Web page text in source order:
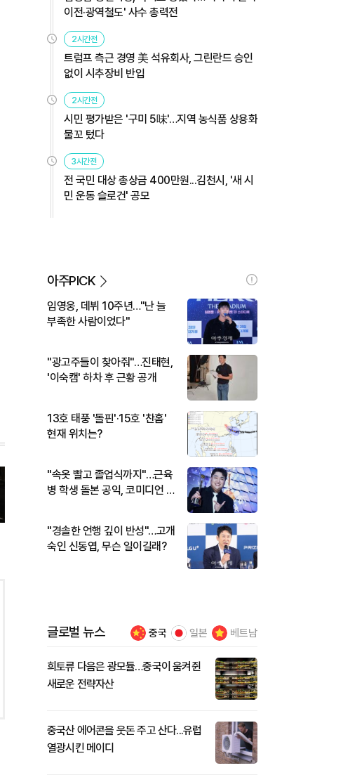
이전·광역철도' 사수 총력전
2시간전
트럼프 측근 경영 美 석유회사, 그린란드 승인
없이 시추장비 반입
2시간전
시민 평가받은 '구미 5味'…지역 농식품 상용화
물꼬 텄다
3시간전
전 국민 대상 총상금 400만원...김천시, '새 시
민 운동 슬로건' 공모
아주PICK
임영웅, 데뷔 10주년…"난 늘
부족한 사람이었다"
"광고주들이 찾아줘"…진태현,
'이숙캠' 하차 후 근황 공개
13호 태풍 '돌핀'·15호 '찬홈'
현재 위치는?
"속옷 빨고 졸업식까지"…근육
병 학생 돌본 공익, 코미디언 김
"경솔한 언행 깊이 반성"…고개
숙인 신동엽, 무슨 일이길래?
글로벌 뉴스 중국 일본 베트남
희토류 다음은 광모듈…중국이 움켜쥔
새로운 전략자산
중국산 에어콘을 웃돈 주고 산다...유럽
열광시킨 메이디